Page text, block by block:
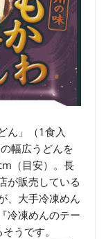
ん」（1食入
幅広うどんを
（目安）。長
が販売している
、大手冷凍めん
冷凍めんのテー
うです。